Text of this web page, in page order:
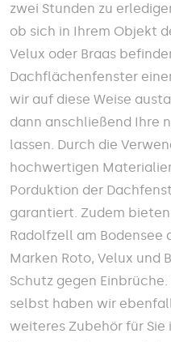
zwei Stunden zu
ob sich in Ihrem Objekt
Velux oder Braas
Dachflächenfenster
wir auf diese Weise
dann anschließend Ihre
lassen. Durch die
hochwertigen
Porduktion der
garantiert. Zudem
Radolfzell am
Marken Roto, Velux und
Schutz gegen
selbst haben wir
weiteres Zubehör für Sie